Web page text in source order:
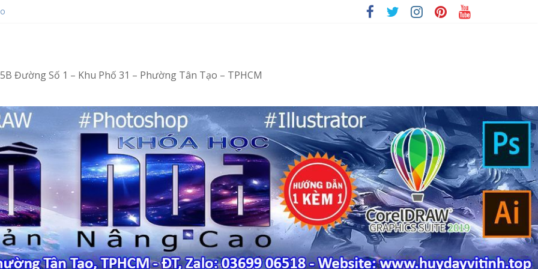
– Vi tính văn phòng cấp tốc
– Tin học văn phòng cấp tốc
Đường Số 1 – Khu Phố 31 – Phường Tân Tạo – TPHCM